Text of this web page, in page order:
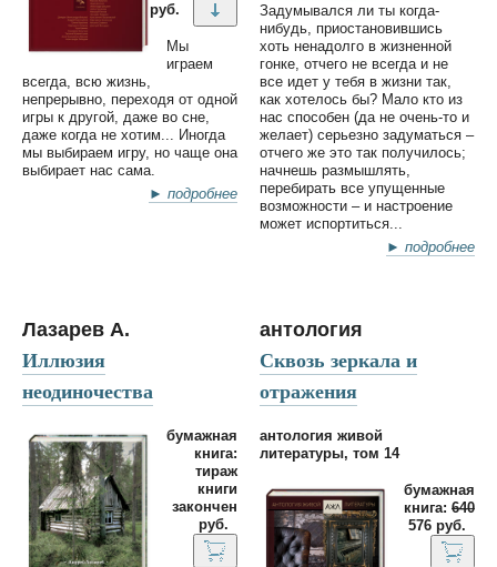
руб.
Мы
играем
всегда, всю жизнь,
непрерывно, переходя от одной
игры к другой, даже во сне,
даже когда не хотим... Иногда
мы выбираем игру, но чаще она
выбирает нас сама.
► подробнее
Задумывался ли ты когда-
нибудь, приостановившись
хоть ненадолго в жизненной
гонке, отчего не всегда и не
все идет у тебя в жизни так,
как хотелось бы? Мало кто из
нас способен (да не очень-то и
желает) серьезно задуматься –
отчего же это так получилось;
начнешь размышлять,
перебирать все упущенные
возможности – и настроение
может испортиться...
► подробнее
Лазарев А.
Иллюзия
неодиночества
бумажная
книга:
тираж
книги
закончен
руб.
антология
Сквозь зеркала и
отражения
антология живой
литературы, том 14
бумажная
книга: 640
576 руб.